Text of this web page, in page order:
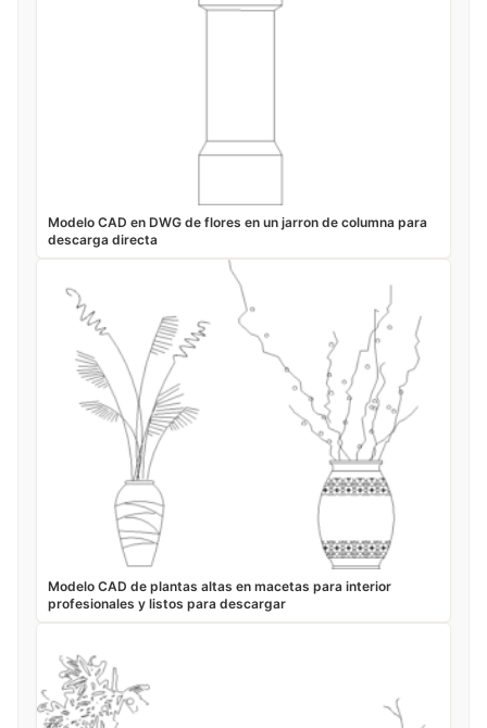
Modelo CAD en DWG de flores en un jarron de columna para
descarga directa
Modelo CAD de plantas altas en macetas para interior
profesionales y listos para descargar